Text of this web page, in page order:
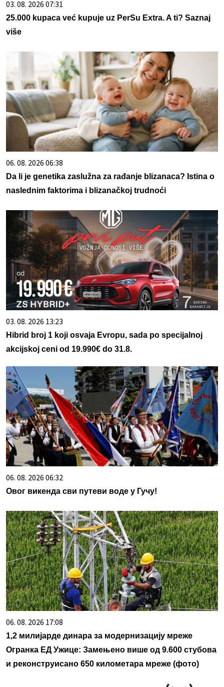
03. 08. 2026 07:31
25.000 kupaca već kupuje uz PerSu Extra. A ti? Saznaj
više
06. 08. 2026 06:38
Da li je genetika zaslužna za rađanje blizanaca? Istina o
naslednim faktorima i blizanačkoj trudnoći
03. 08. 2026 13:23
Hibrid broj 1 koji osvaja Evropu, sada po specijalnoj
akcijskoj ceni od 19.990€ do 31.8.
06. 08. 2026 06:32
Овог викенда сви путеви воде у Гучу!
06. 08. 2026 17:08
1,2 милијарде динара за модернизацију мреже
Огранка ЕД Ужице: Замењено више од 9.600 стубова
и реконструисано 650 километара мреже (фото)